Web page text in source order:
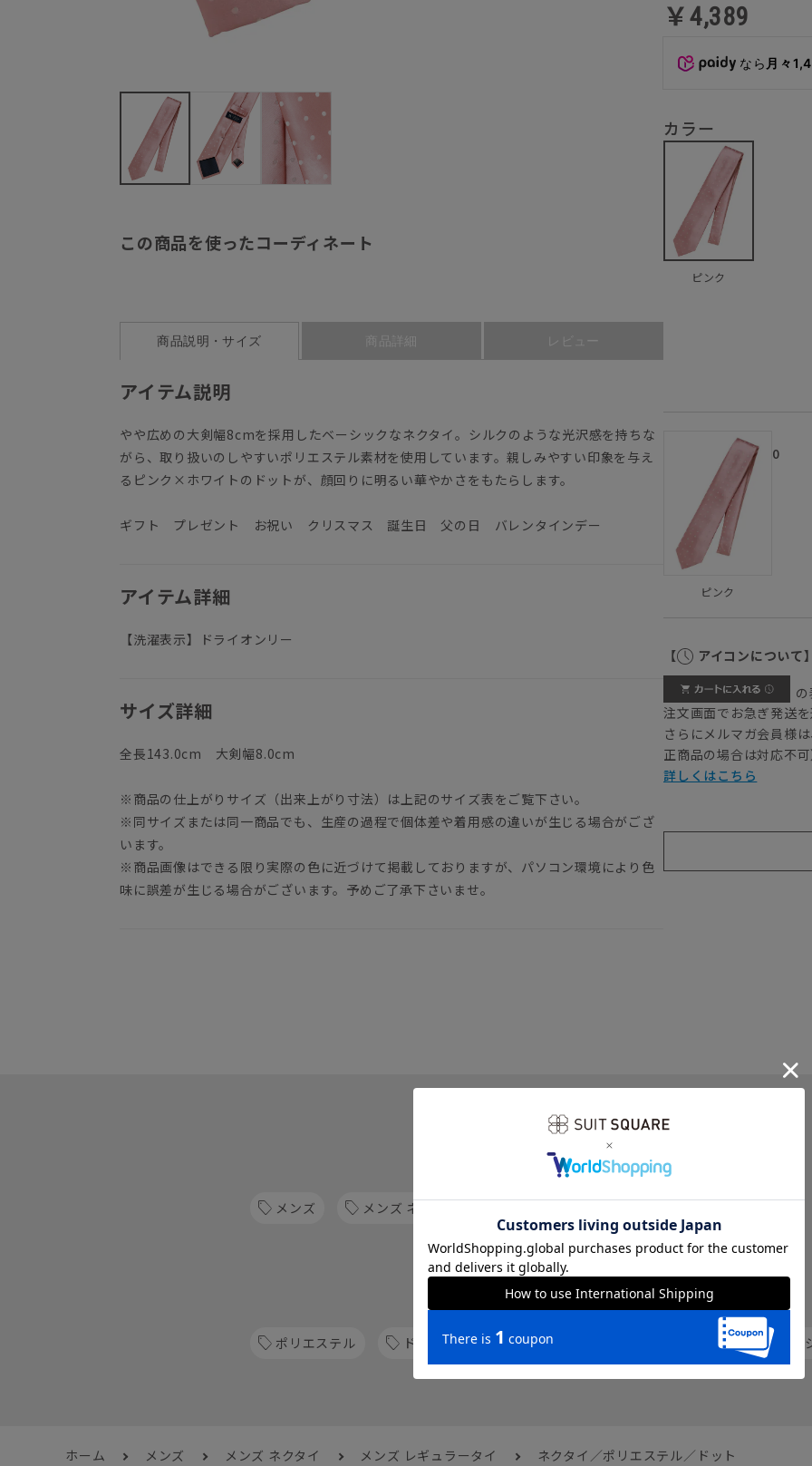
この商品を使ったコーディネート
商品説明・サイズ 商品詳細 レビュー
アイテム説明
やや広めの大剣幅8cmを採用したベーシックなネクタイ。シルクのような光沢感を持ちな
がら、取り扱いのしやすいポリエステル素材を使用しています。親しみやすい印象を与え
るピンク×ホワイトのドットが、顔回りに明るい華やかさをもたらします。
ギフト プレゼント お祝い クリスマス 誕生日 父の日 バレンタインデー
アイテム詳細
【洗濯表示】ドライオンリー
サイズ詳細
全長143.0cm 大剣幅8.0cm
※商品の仕上がりサイズ（出来上がり寸法）は上記のサイズ表をご覧下さい。
※同サイズまたは同一商品でも、生産の過程で個体差や着用感の違いが生じる場合がござ
います。
※商品画像はできる限り実際の色に近づけて掲載しておりますが、パソコン環境により色
味に誤差が生じる場合がございます。予めご了承下さいませ。
￥4,389
なら 月々
カラー
ピンク
ピンク
0
【 アイコンについて
注文画面でお急ぎ発送
さらにメルマガ会員様
正商品の場合は対応不
詳しくはこちら
関連カテゴリから他の商品を探す
メンズ メンズ ネクタイ
人気のハッシュタグから探す
ポリエステル ドライ ベーシック ネクタイ
ホーム メンズ メンズ ネクタイ メンズ レギュラータイ ネクタイ／ポリエステル／ドット